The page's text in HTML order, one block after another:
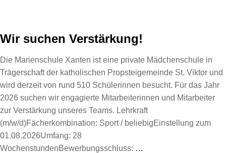
Wir suchen Verstärkung!
Die Marienschule Xanten ist eine private Mädchenschule in
Trägerschaft der katholischen Propsteigemeinde St. Viktor und
wird derzeit von rund 510 Schülerinnen besucht. Für das Jahr
2026 suchen wir engagierte Mitarbeiterinnen und Mitarbeiter
zur Verstärkung unseres Teams. Lehrkraft
(m/w/d)Fächerkombination: Sport / beliebigEinstellung zum
01.08.2026Umfang: 28
WochenstundenBewerbungsschluss: …